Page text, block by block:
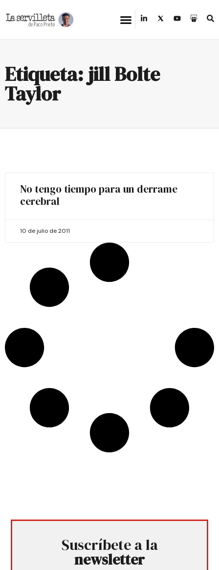
Etiqueta: jill Bolte
Taylor
No tengo tiempo para un derrame
cerebral
10 de julio de 2011
Suscríbete a la
newsletter